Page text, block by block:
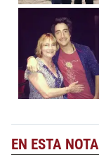
EN ESTA NOTA